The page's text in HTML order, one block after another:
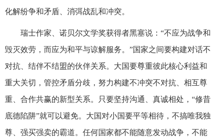
化解纷争和矛盾、消弭战乱和冲突。
瑞士作家、诺贝尔文学奖获得者黑塞说：“不应为战争和
毁灭效劳，而应为和平与谅解服务。”国家之间要构建对话不
对抗、结伴不结盟的伙伴关系。大国要尊重彼此核心利益和
重大关切，管控矛盾分歧，努力构建不冲突不对抗、相互尊
重、合作共赢的新型关系。只要坚持沟通、真诚相处，“修昔
底德陷阱”就可以避免。大国对小国要平等相待，不搞唯我独
尊、强买强卖的霸道。任何国家都不能随意发动战争，不能